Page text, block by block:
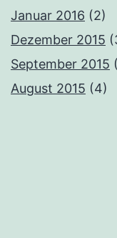
Januar 2016 (2)
Dezember 2015
September 2015
August 2015 (4)